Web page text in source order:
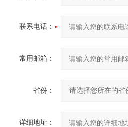
联系电话：
常用邮箱：
省份：
详细地址：